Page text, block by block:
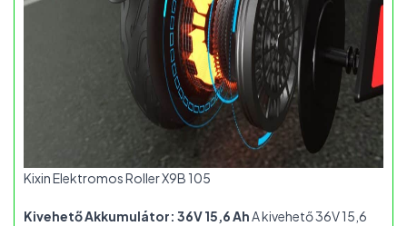
Kixin Elektromos Roller X9B 105
Kivehető Akkumulátor: 36V 15,6 AhA kivehető 36V 15,6